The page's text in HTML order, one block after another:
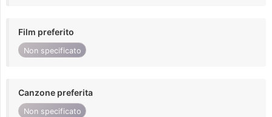
Film preferito
Non specificato
Canzone preferita
Non specificato